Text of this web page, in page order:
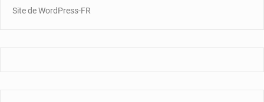
Site de WordPress-FR